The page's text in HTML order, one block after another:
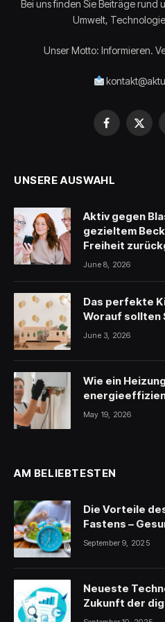
Bei uns finden Sie Beiträge rund
Umwelt,
Unser Motto: Informieren.
Facebook
X
UNSERE AUSWAHL
Aktiv gegen
gezieltem
Freiheit
June 8, 2026
Das perfekte
Worauf sollten
June 3, 2026
Wie ein
May 19, 2026
AM BELIEBTESTEN
Die Vorteile
Fastens –
September 9, 2025
Neueste
Zukunft der